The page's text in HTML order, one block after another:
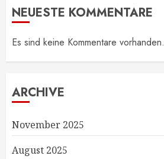
NEUESTE KOMMENTARE
Es sind keine Kommentare vorhanden.
ARCHIVE
November 2025
August 2025